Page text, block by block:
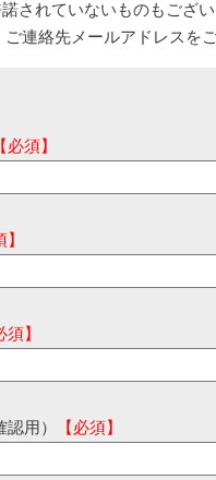
されていないものもござ
連絡先メールアドレスを
【必須】
】
須】
用） 【必須】